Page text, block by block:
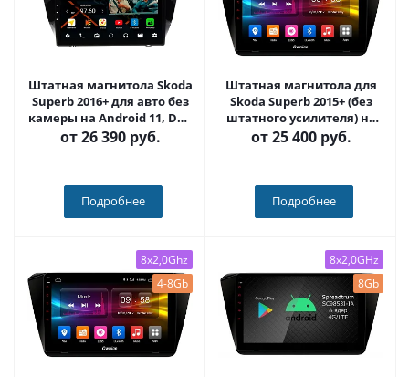
Штатная магнитола Skoda
Superb 2016+ для авто без
камеры на Android 11, DSP,
4G, IPS / QLED 2K, Carplay -
Cardrox CD-4810
от26 390 руб.
Подробнее
Штатная магнитола для
Skoda Superb 2015+ (без
штатного усилителя) на
Android 10 - Carmedia OL-
от25 400 руб.
Подробнее
8x2,0Ghz
4-8Gb
8x2,0GHz
8Gb